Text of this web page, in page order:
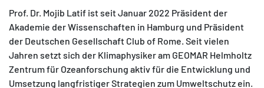
Prof. Dr. Mojib Latif ist seit Januar 2022 Präsident der
Akademie der Wissenschaften in Hamburg und Präsident
der Deutschen Gesellschaft Club of Rome. Seit vielen
Jahren setzt sich der Klimaphysiker am GEOMAR Helmholtz
Zentrum für Ozeanforschung aktiv für die Entwicklung und
Umsetzung langfristiger Strategien zum Umweltschutz ein.